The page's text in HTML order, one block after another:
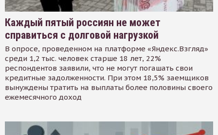
Каждый пятый россиян не может
справиться с долговой нагрузкой
В опросе, проведенном на платформе «Яндекс.Взгляд»
среди 1,2 тыс. человек старше 18 лет, 22%
респондентов заявили, что не могут погашать свои
кредитные задолженности. При этом 18,5% заемщиков
вынуждены тратить на выплаты более половины своего
ежемесячного доход